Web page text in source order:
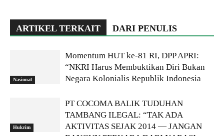
ARTIKEL TERKAIT DARI PENULIS
Nasional
Momentum HUT ke-81 RI, DPP APRI:
“NKRI Harus Membuktikan Diri Bukan
Negara Kolonialis Republik Indonesia
Hukrim
PT COCOMA BALIK TUDUHAN
TAMBANG ILEGAL: “TAK ADA
AKTIVITAS SEJAK 2014 — JANGAN